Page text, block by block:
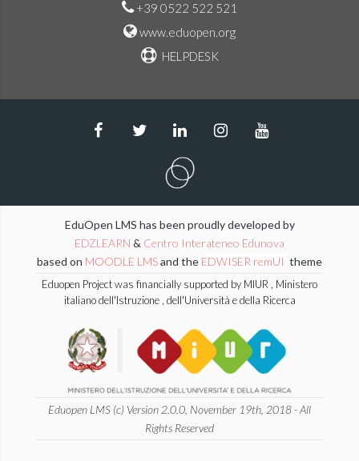
+39 0522 522 521
www.eduopen.org
HELPDESK
EduOpen LMS has been proudly developed by
EDZLEARN & Centro Interateneo Edunova
based on MOODLE LMSand the EDWISER remUI theme
Eduopen Project was financially supported by MIUR , Ministero
italiano dell'Istruzione , dell'Università e della Ricerca
Eduopen LMS (c) Version 2.0.0, November 19th, 2018 - All
Rights Reserved